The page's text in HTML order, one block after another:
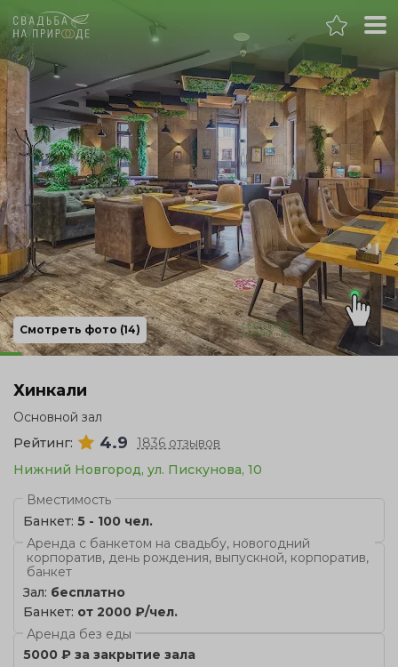
Нижний Новгород
Банкет
Свадьба
День рождения
Выпускной
Корпоратив
Смотреть фото (14)
Хинкали
Основной зал
Рейтинг:
4.9
1836 отзывов
Нижний Новгород, ул. Пискунова, 10
Вместимость
Банкет: 5 - 100 чел.
Аренда с банкетом на свадьбу, новогодний
корпоратив, день рождения, выпускной, корпоратив,
банкет
Зал: бесплатно
Банкет: от 2000 ₽/чел.
Аренда без еды
5000 ₽ за закрытие зала